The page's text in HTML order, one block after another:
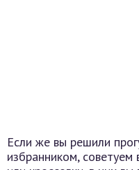
Если же вы решили
избранником,